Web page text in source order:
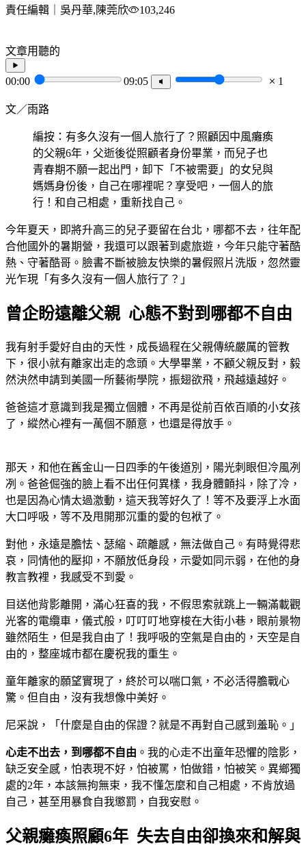
責任編輯｜吳丹華,陳莞欣 103,246
文章用聽的
00:00 09:05 1
文／雨路
編按：有多久沒有一個人旅行了？照顧因中風癱瘓
的父親6年，父逝後從照顧者身份畢業，而兒子也
青春期不願一起出門，卸下「不被需要」的女兒與
媽媽身份後，自己在哪裡呢？享受吧，一個人的旅
行！和自己相處，重新找自己。
今年夏天，即將升高三的兒子要留在台北，哪都不去，往年配
合他國外的暑期營，我還可以跟著到處旅遊，今年只能守著酷
熱、守著酷哥。臉書不斷被臉友快樂的暑假照片洗版，忽然靈
光乍現「有多久沒有一個人旅行了？」
曾企盼遠離父親 心態不對到哪都不自由
我有射手愛好自由的天性，成長過程在父親傳統嚴厲的管教
下，很小就有離家出走的念頭。大學畢業，不顧父親反對，毅
然決然申請到美國一所藝術學院，振翅欲飛，飛越遠越好。
爸爸這才意識到我是獨立個體，不再是從前百依百順的小女孩
了，縱然心裡有一萬個不願意，也還是得放手。
那天，和他在舊金山一日四季的午後道別，陽光刺眼但冷風冽
冽。爸爸倔強的臉上看不出任何異樣，我身體顫抖，除了冷，
也是因為心情太過激動，這天我等好久了！等不及要浮上水面
大口呼吸，等不及甩開那沉重的愛的包袱了。
對他，永遠是膽怯、瑟縮、疏離感，無法做自己。有時覺得悲
哀，同情他的壓抑，不願放低身段，示愛如同示弱，在他的身
教言教裡，我感受不到愛。
目送他背影離開，滿心狂喜的我，不假思索就跳上一輛滿載觀
光客的電纜車，儀式般，叮叮叮地穿梭在大街小巷，眼前景物
雖然陌生，但是我自由了！我呼吸的空氣是自由的，天空是自
由的，整座城市都在慶祝我的重生。
童年離家的願望實現了，終於可以喘口氣，不必活得膽戰心
驚。但自由，沒有我想像中美好。
尼采說，「什麼是自由的保證？就是不再對自己感到羞恥。」
心走不出去，到哪都不自由 。我的心走不出童年恐懼的陰影，
缺乏安全感，怕表現不好，怕被罵，怕做錯，怕被笑。異鄉獨
處的2年，本該無拘無束，我不懂怎麼和自己相處，不肯放過
自己，甚至用暴食自我懲罰，自我安慰。
父親癱瘓照顧6年 失去自由卻換來和解與